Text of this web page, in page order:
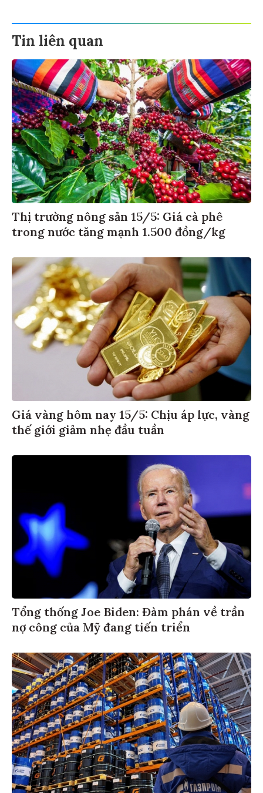
Tin liên quan
Thị trường nông sản 15/5: Giá cà phê
trong nước tăng mạnh 1.500 đồng/kg
Giá vàng hôm nay 15/5: Chịu áp lực, vàng
thế giới giảm nhẹ đầu tuần
Tổng thống Joe Biden: Đàm phán về trần
nợ công của Mỹ đang tiến triển